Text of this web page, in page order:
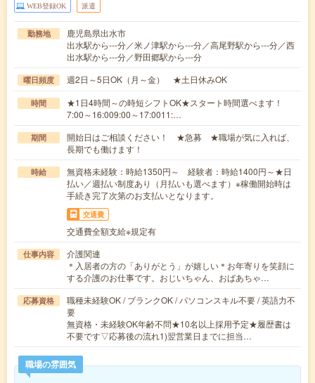
WEB登録OK 派遣
勤務地
鹿児島県出水市
出水駅から---分／米ノ津駅から---分／高尾野駅から---分／西
出水駅から---分／野田郷駅から---分
曜日頻度 週2日～5日OK（月～金） ★土日休みOK
時間
★1日4時間～の時短シフトOK★スタート時間選べます！
7:00～16:009:00～17:0011:…
期間
開始日はご相談ください！ ★急募 ★職場が気に入れば、
長期でも働けます！
時給
無資格未経験：時給1350円～ 経験者：時給1400円～★日
払い／週払い制度あり（月払いも選べます）※稼働開始時は
手続き完了次第のお支払いとなります。
交通費
交通費全額支給※規定有
仕事内容
介護関連
＊入居者の方の「ありがとう」が嬉しい＊お年寄りを笑顔に
する介護のお仕事です。おじいちゃん、おばあちゃ…
応募資格
職種未経験OK / ブランクOK / パソコンスキル不要 / 英語力不
要
無資格・未経験OK年齢不問★10名以上採用予定★履歴書は
不要です▽応募後の流れ1)翌営業日までに担当…
職場の雰囲気